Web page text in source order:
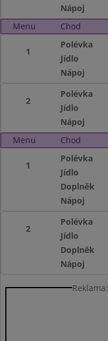
Nápoj
Menu
Chod
1
Polévka
Jídlo
Nápoj
2
Polévka
Jídlo
Nápoj
Menu
Chod
1
Polévka
Jídlo
Doplněk
Nápoj
2
Polévka
Jídlo
Doplněk
Nápoj
Reklama: